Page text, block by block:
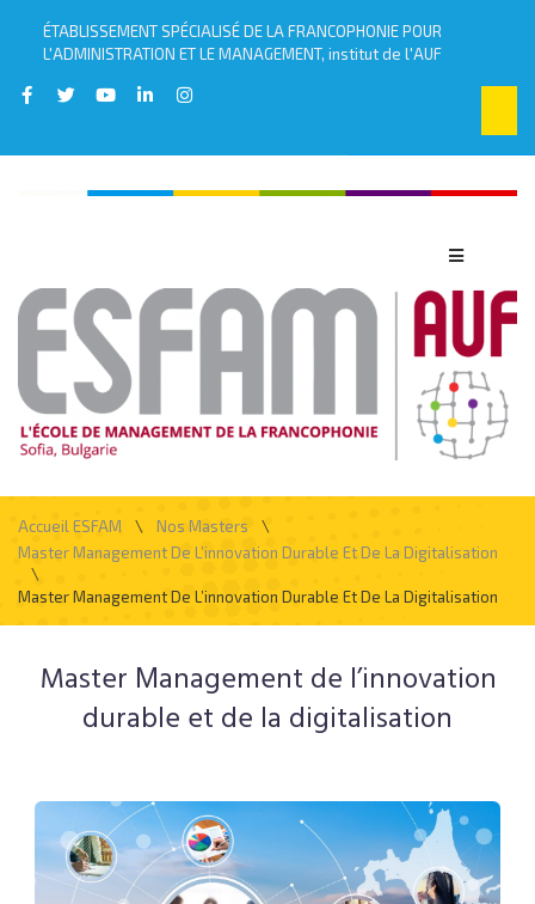
ÉTABLISSEMENT SPÉCIALISÉ DE LA FRANCOPHONIE POUR
L'ADMINISTRATION ET LE MANAGEMENT, institut de l'AUF
Accueil ESFAM \ Nos Masters
\
Master Management De L’innovation Durable Et De La Digitalisation
\
Master Мanagement De L’innovation Durable Et De La Digitalisation
Master Мanagement de l’innovation
durable et de la digitalisation